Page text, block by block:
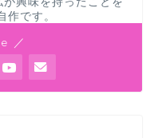
作です。
／